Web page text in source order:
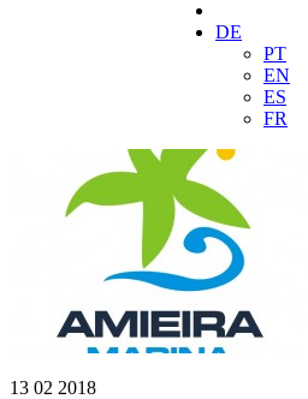
DE
PT
EN
ES
FR
13 02 2018